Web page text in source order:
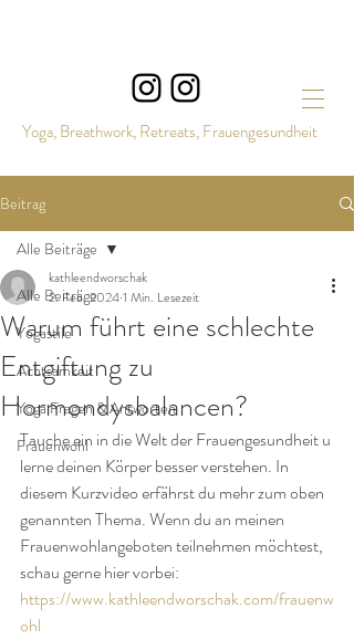
Yoga, Breathwork, Retreats, Frauengesundheit
Beitrag
Alle Beiträge
Yogastile
Achtsamkeit
Yoga Fragen & Antworten
Frauenwohl
Alle Beiträge
Warum führt eine schlechte
Entgiftung zu
Hormondysbalancen?
kathleendworschak
2. Feb. 20241 Min. Lesezeit
Tauche ein in die Welt der Frauengesundheit u
lerne deinen Körper besser verstehen. In
diesem Kurzvideo erfährst du mehr zum oben
genannten Thema. Wenn du an meinen
Frauenwohlangeboten teilnehmen möchtest,
schau gerne hier vorbei:
https://www.kathleendworschak.com/frauenw
ohl